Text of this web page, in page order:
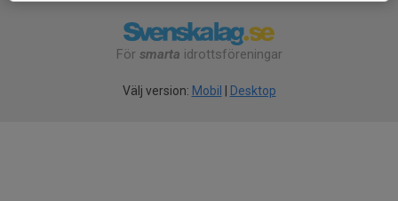
För smarta idrottsföreningar
Välj version: Mobil Desktop